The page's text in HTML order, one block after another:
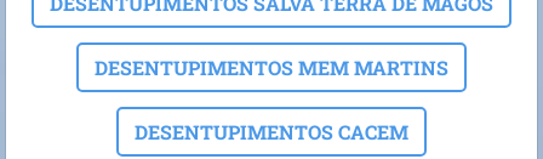
DESENTUPIMENTOS MEM MARTINS
DESENTUPIMENTOS CACEM